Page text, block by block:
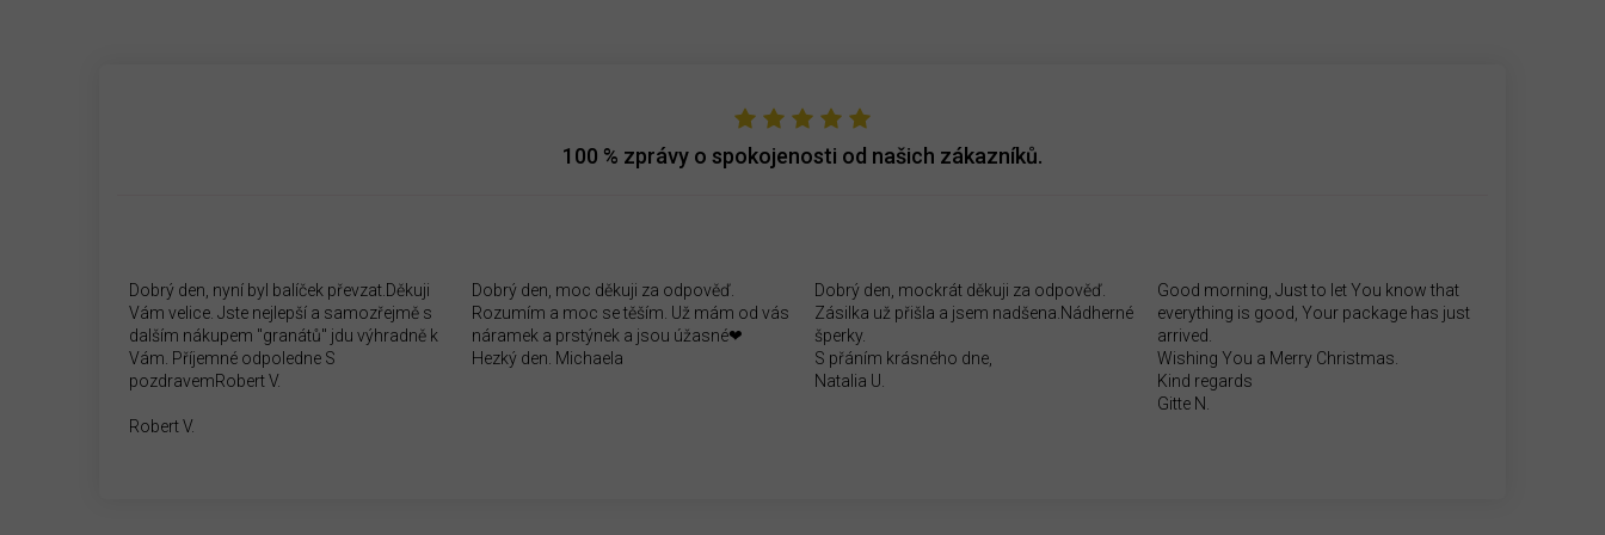
100 % zprávy o spokojenosti od našich zákazníků.
Dobrý den, nyní byl balíček převzat.Děkuji
Vám velice. Jste nejlepší a samozřejmě s
dalším nákupem "granátů" jdu výhradně k
Vám. Příjemné odpoledne S
pozdravemRobert V.
Robert V.
Dobrý den, moc děkuji za odpověď.
Rozumím a moc se těším. Už mám od vás
náramek a prstýnek a jsou úžasné❤
Hezký den. Michaela
Dobrý den, mockrát děkuji za odpověď.
Zásilka už přišla a jsem nadšena.Nádherné
šperky.
S přáním krásného dne,
Natalia U.
Good morning, Just to let You know that
everything is good, Your package has just
arrived.
Wishing You a Merry Christmas.
Kind regards
Gitte N.